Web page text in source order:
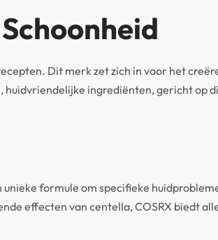
Dit merk zet zich in voor het
ingrediënten, gericht op
formule om specifieke
effecten van centella, COSRX biedt